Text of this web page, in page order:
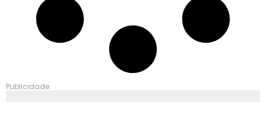
Publicidade